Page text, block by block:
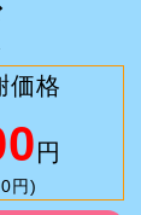
価格
円
円)